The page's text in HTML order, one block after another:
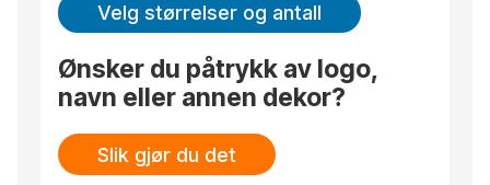
Velg størrelser og antall
Ønsker du påtrykk av logo,
navn eller annen dekor?
Slik gjør du det